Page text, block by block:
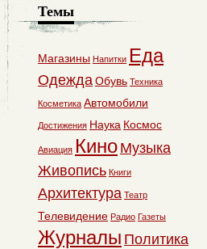
Темы
Магазины Напитки Еда
ОдеждаОбувь Техника
Косметика Автомобили
Достижения Наука Космос
Авиация Кино Музыка
Живопись Книги
Архитектура Театр
Телевидение Радио Газеты
Журналы Политика